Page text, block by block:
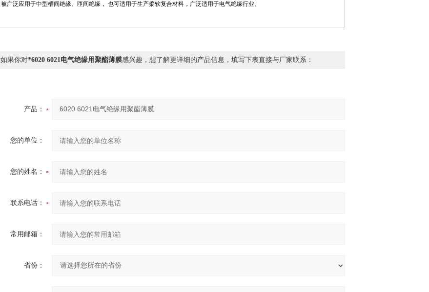
被广泛应用于中型槽间绝缘、匝间绝缘， 也可适用于生产柔软复合材料，广泛适用于电气绝缘行业。
如果你对*6020 6021电气绝缘用聚酯薄膜感兴趣，想了解更详细的产品信息，填写下表直接与厂家联系：
产品：
您的单位：
您的姓名：
联系电话：
常用邮箱：
省份：